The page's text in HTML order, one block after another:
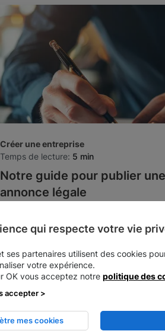
Créer une entreprise
Temps de lecture: 5 min
Notre guide pour publier une
annonce légale
qui respecte votre vie
ses partenaires utilisent des cookies
votre expérience.
OK vous acceptez notre politique des
mes cookies
accepter >